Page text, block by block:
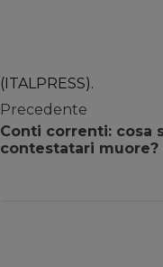
(ITALPRESS).
Precedente
Conti correnti: cosa
contestatari muore?